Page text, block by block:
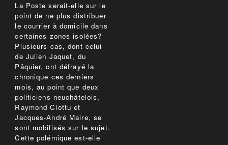
La Poste serait-elle sur le
point de ne plus distribuer
le courrier à domicile dans
certaines zones isolées?
Plusieurs cas, dont celui
de Julien Jaquet, du
Pâquier, ont défrayé la
chronique ces derniers
mois, au point que deux
politiciens neuchâtelois,
Raymond Clottu et
Jacques-André Maire, se
sont mobilisés sur le sujet.
Cette polémique est-elle